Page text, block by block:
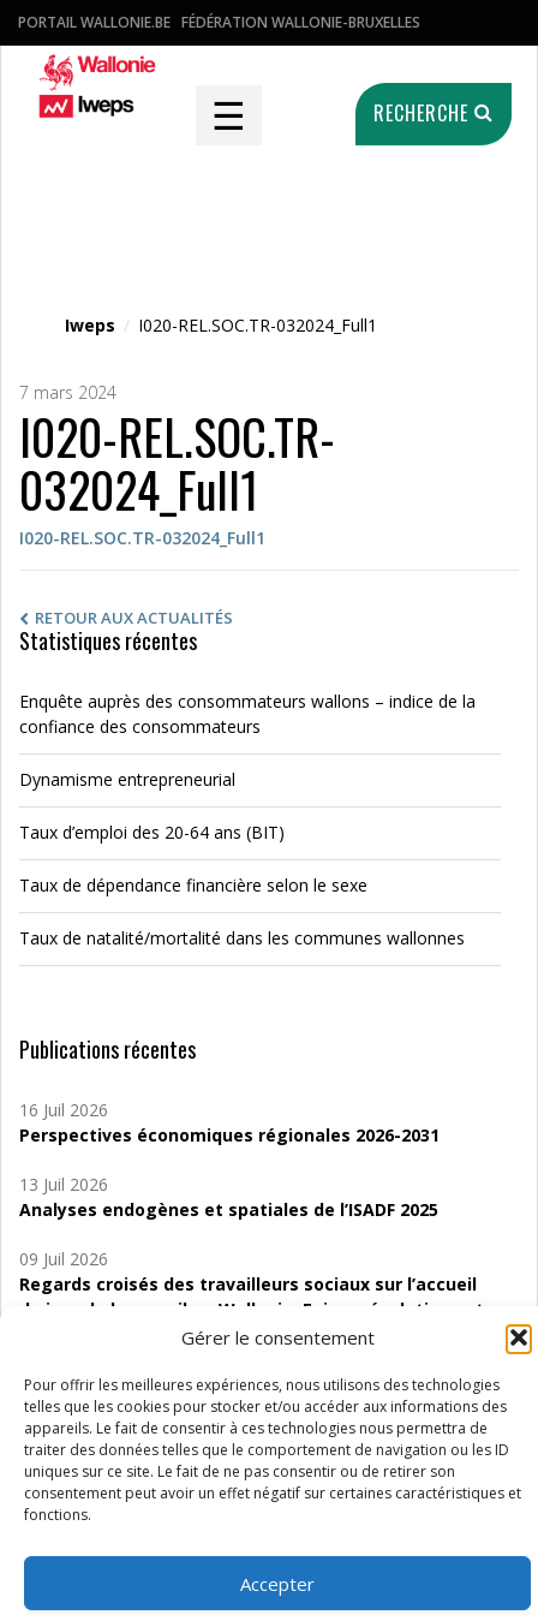
Gérer le consentement
Pour offrir les meilleures expériences, nous utilisons des technologies
telles que les cookies pour stocker et/ou accéder aux informations des
appareils. Le fait de consentir à ces technologies nous permettra de
traiter des données telles que le comportement de navigation ou les ID
uniques sur ce site. Le fait de ne pas consentir ou de retirer son
consentement peut avoir un effet négatif sur certaines caractéristiques et
fonctions.
Accepter
PORTAIL WALLONIE.BE FÉDÉRATION WALLONIE-BRUXELLES
☰ RECHERCHE
Iweps / I020-REL.SOC.TR-032024_Full1
7 mars 2024
I020-REL.SOC.TR-
032024_Full1
I020-REL.SOC.TR-032024_Full1
RETOUR AUX ACTUALITÉS
Statistiques récentes
Enquête auprès des consommateurs wallons – indice de la
confiance des consommateurs
Dynamisme entrepreneurial
Taux d’emploi des 20-64 ans (BIT)
Taux de dépendance financière selon le sexe
Taux de natalité/mortalité dans les communes wallonnes
Publications récentes
16 Juil 2026
Perspectives économiques régionales 2026-2031
13 Juil 2026
Analyses endogènes et spatiales de l’ISADF 2025
09 Juil 2026
Regards croisés des travailleurs sociaux sur l’accueil
de jour de bas seuil en Wallonie. Enjeux, évolutions et
06 Juil 2026
Étude d’évaluabilité des Structures
d’accompagnement à l’autocréation d’emploi (SAACE)
01 Juil 2026
Pénurie du personnel infirmier :quels indicateurs
Wallonie ?